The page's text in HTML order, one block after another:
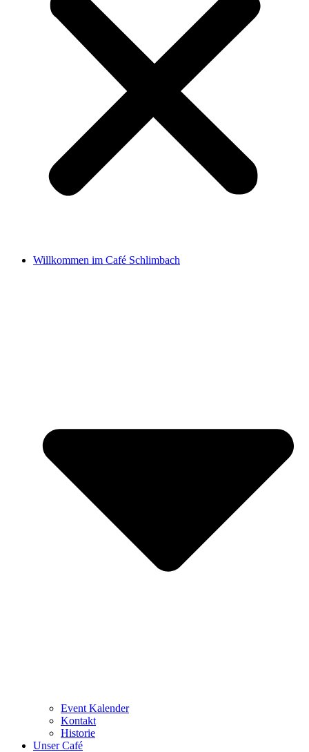
Willkommen im Café Schlimbach
Event Kalender
Kontakt
Historie
Unser Café